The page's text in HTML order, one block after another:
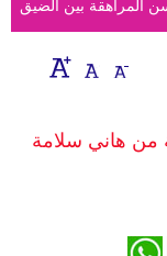
إسلامية
بين الضيق
من هاني سلامة